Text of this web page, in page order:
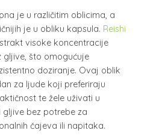
je u različitim oblicima, a
je u obliku kapsula. Reishi
visoke koncentracije
gljive, što omogućuje
doziranje. Ovaj oblik
za ljude koji preferiraju
te žele uživati u
gljive bez potrebe za
čajeva ili napitaka.